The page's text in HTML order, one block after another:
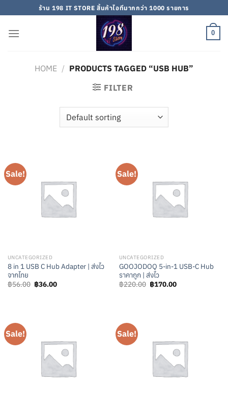
to
content
ร้าน 198 IT STORE สิ้นค้าไอทีมากกว่า 1000 รายการ
0
HOME / PRODUCTS TAGGED “USB HUB”
FILTER
Sale!
UNCATEGORIZED
8 in 1 USB C Hub Adapter | ส่งไว
จากไทย
฿56.00 Original
price
฿36.00Current
Sale!
UNCATEGORIZED
GOOJODOQ 5-in-1 USB-C Hub
ราคาถูก | ส่งไว
฿220.00 Original
price
฿170.00Current
Sale! Sale!